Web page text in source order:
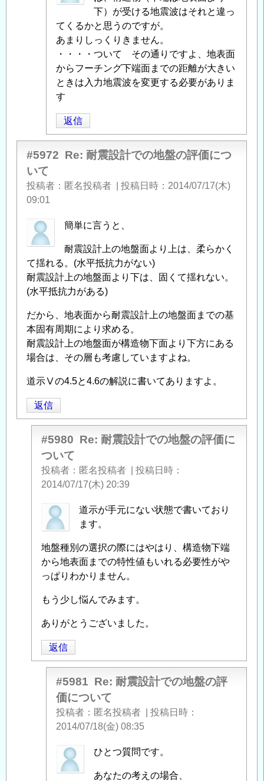
」
の
返
信
稿
者
に
よ
る
「
震
設
計
の
の
価
に
つ
い
」
へ
の
下）が受ける地震波はそれと違っ
てくるかと思うのですが。
あまりしっくりきません。
・・・・ついて その通りですよ、地表面
からフーチング下端面までの距離が大きい
ときは入力地震波を変更する必要がありま
す
返信
#5972 Re: 耐震設計での地盤の評価につ
いて
投稿者 匿名投稿者 投稿日時
2014/07/17(木)
09:01
簡単に言うと、
耐震設計上の地盤面より上は、柔らかく
て揺れる。(水平抵抗力がない)
耐震設計上の地盤面より下は、固くて揺れない。
(水平抵抗力がある)
だから、地表面から耐震設計上の地盤面までの基
本固有周期により求める。
耐震設計上の地盤面が構造物下面より下方にある
場合は、その層も考慮していますよね。
道示Ⅴの4.5と4.6の解説に書いてありますよ。
返信
#5980 Re: 耐震設計での地盤の評価に
ついて
投稿者 匿名投稿者
投稿日時
2014/07/17(木) 20:39
匿
名
稿
者
に
よ
「 Re:
震
設
道示が手元にない状態で書いており
ます。
地盤種別の選択の際にはやはり、構造物下端
から地表面までの特性値もいれる必要性がや
っぱりわかりません。
もう少し悩んでみます。
ありがとうございました。
返信
#5981 Re: 耐震設計での地盤の評
価について
投稿者 匿名投稿者
投稿日時
2014/07/18(金) 08:35
匿
名
ひとつ質問です。
あなたの考えの場合、